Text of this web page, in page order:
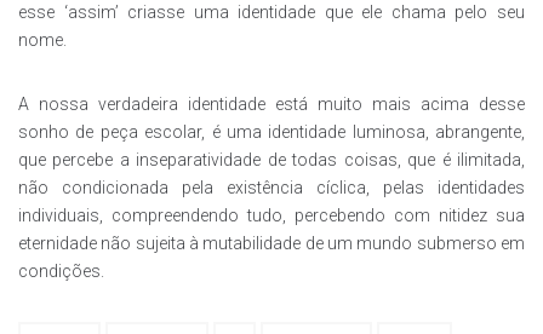
esse ‘assim’ criasse uma identidade que ele chama pelo seu
nome.
A nossa verdadeira identidade está muito mais acima desse
sonho de peça escolar, é uma identidade luminosa, abrangente,
que percebe a inseparatividade de todas coisas, que é ilimitada,
não condicionada pela existência cíclica, pelas identidades
individuais, compreendendo tudo, percebendo com nitidez sua
eternidade não sujeita à mutabilidade de um mundo submerso em
condições.